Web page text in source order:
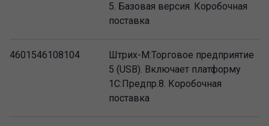
5. Базовая версия. Коробочная
поставка
4601546108104
Штрих-М:Торговое предприятие
5 (USB). Включает платформу
1C:Предпр.8. Коробочная
поставка